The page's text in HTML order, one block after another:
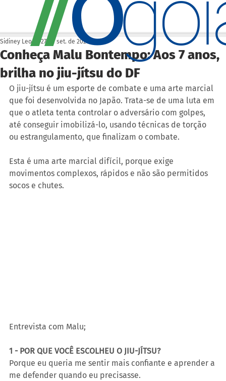
Conheça Malu Bontempo: Aos 7 anos,
brilha no jiu-jítsu do DF
Sidiney Leonis 27 de set. de 2024
O jiu-jítsu é um esporte de combate e uma arte marcial
que foi desenvolvida no Japão. Trata-se de uma luta em
que o atleta tenta controlar o adversário com golpes,
até conseguir imobilizá-lo, usando técnicas de torção
ou estrangulamento, que finalizam o combate.
Esta é uma arte marcial difícil, porque exige
movimentos complexos, rápidos e não são permitidos
socos e chutes.
Entrevista com Malu;
1 - POR QUE VOCÊ ESCOLHEU O JIU-JÍTSU?
Porque eu queria me sentir mais confiante e aprender a
me defender quando eu precisasse.